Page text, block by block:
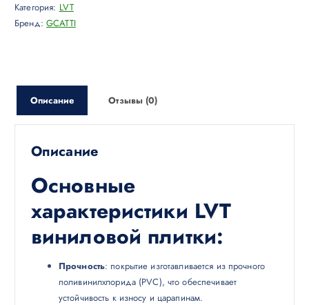
Категория: LVT
Бренд:GCATTI
Описание Отзывы (0)
Описание
Основные
характеристики LVT
виниловой плитки:
Прочность: покрытие изготавливается из прочного
поливинилхлорида (PVC), что обеспечивает
устойчивость к износу и царапинам.